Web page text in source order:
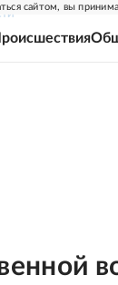
сайтом, вы